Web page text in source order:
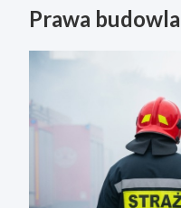
Prawa